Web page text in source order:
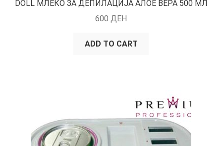
DOLL МЛЕКО ЗА ДЕПИЛАЦИЈА АЛОЕ ВЕРА 500 МЛ
600 ДЕН
ADD TO CART